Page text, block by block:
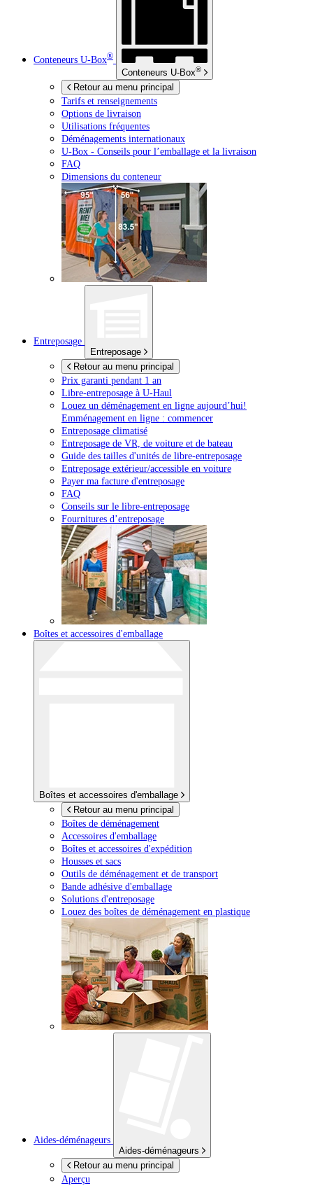
Conteneurs U-Box®
Conteneurs U-Box®
Retour au menu principal
Tarifs et renseignements
Options de livraison
Utilisations fréquentes
Déménagements internationaux
U-Box - Conseils pour l’emballage et la livraison
FAQ
Dimensions du conteneur
Entreposage
Entreposage
Retour au menu principal
Prix garanti pendant 1 an
Libre-entreposage à U-Haul
Louez un déménagement en ligne aujourd’hui!
Emménagement en ligne : commencer
Entreposage climatisé
Entreposage de VR, de voiture et de bateau
Guide des tailles d'unités de libre-entreposage
Entreposage extérieur/accessible en voiture
Payer ma facture d'entreposage
FAQ
Conseils sur le libre-entreposage
Fournitures d’entreposage
Boîtes et accessoires d'emballage
Boîtes et accessoires d'emballage
Retour au menu principal
Boîtes de déménagement
Accessoires d'emballage
Boîtes et accessoires d'expédition
Housses et sacs
Outils de déménagement et de transport
Bande adhésive d'emballage
Solutions d'entreposage
Louez des boîtes de déménagement en plastique
Aides-déménageurs
Aides-déménageurs
Retour au menu principal
Aperçu